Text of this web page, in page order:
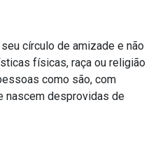
círculo de amizade e não
físicas, raça ou religião
como são, com
nascem desprovidas de